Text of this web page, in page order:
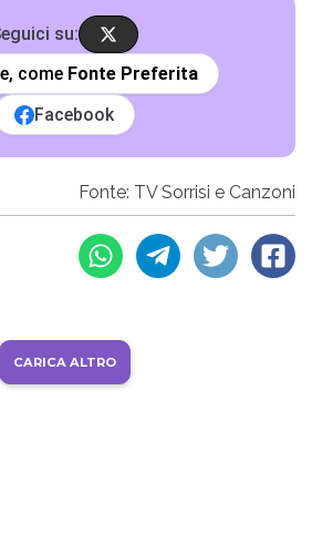
su:
come Fonte Preferita
Facebook
Fonte: TV Sorrisi e Canzoni
CARICA ALTRO